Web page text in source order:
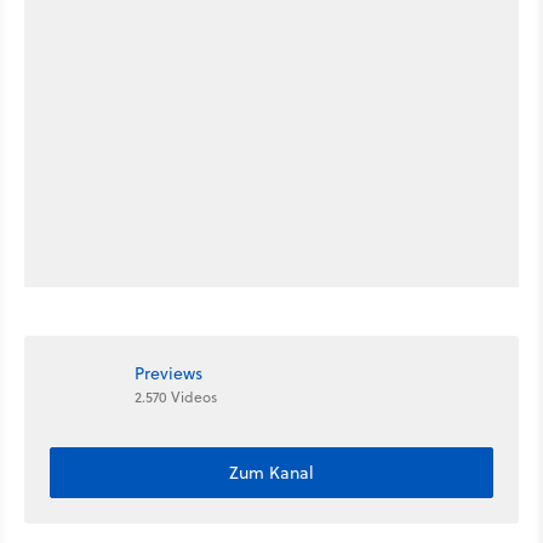
Previews
2.570 Videos
Zum Kanal